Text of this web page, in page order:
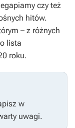
czy też
hitów.
– z różnych
lista
roku.
w
uwagi.